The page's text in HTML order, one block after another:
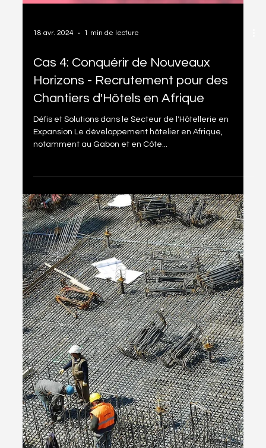
Horizons - Recrutement pour des
Chantiers d'Hôtels en Afrique
Défis et Solutions dans le Secteur de l'Hôtellerie en
Expansion Le développement hôtelier en Afrique,
notamment au Gabon et en Côte...